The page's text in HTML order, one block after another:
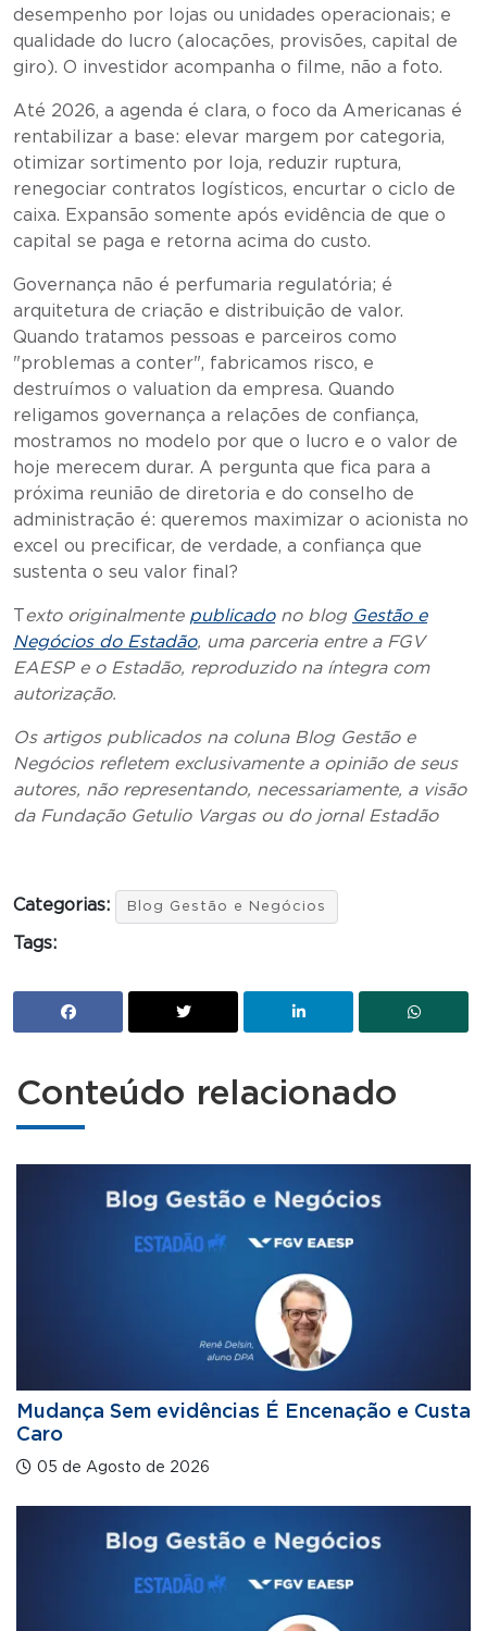
desempenho por lojas ou unidades operacionais; e
qualidade do lucro (alocações, provisões, capital de
giro). O investidor acompanha o filme, não a foto.
Até 2026, a agenda é clara, o foco da Americanas é
rentabilizar a base: elevar margem por categoria,
otimizar sortimento por loja, reduzir ruptura,
renegociar contratos logísticos, encurtar o ciclo de
caixa. Expansão somente após evidência de que o
capital se paga e retorna acima do custo.
Governança não é perfumaria regulatória; é
arquitetura de criação e distribuição de valor.
Quando tratamos pessoas e parceiros como
"problemas a conter", fabricamos risco, e
destruímos o valuation da empresa. Quando
religamos governança a relações de confiança,
mostramos no modelo por que o lucro e o valor de
hoje merecem durar. A pergunta que fica para a
próxima reunião de diretoria e do conselho de
administração é: queremos maximizar o acionista no
excel ou precificar, de verdade, a confiança que
sustenta o seu valor final?
Texto originalmente publicadono blog Gestão e
Negócios do Estadão, uma parceria entre a FGV
EAESP e o Estadão, reproduzido na íntegra com
autorização.
Os artigos publicados na coluna Blog Gestão e
Negócios refletem exclusivamente a opinião de seus
autores, não representando, necessariamente, a visão
da Fundação Getulio Vargas ou do jornal Estadão
Categorias: Blog Gestão e Negócios
Tags:
Conteúdo relacionado
Mudança Sem evidências É Encenação e Custa
Caro
05 de Agosto de 2026